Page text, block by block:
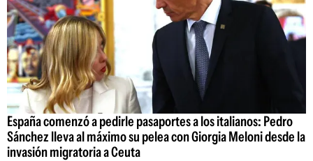
España comenzó a pedirle pasaportes a los italianos: Pedro
Sánchez lleva al máximo su pelea con Giorgia Meloni desde la
invasión migratoria a Ceuta